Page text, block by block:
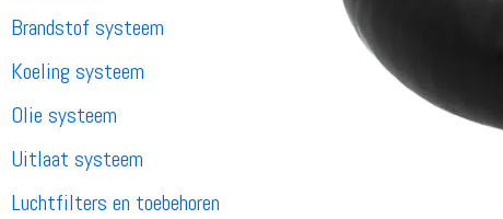
Brandstof systeem
Koeling systeem
Olie systeem
Uitlaat systeem
Luchtfilters en toebehoren